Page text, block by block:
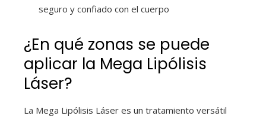
seguro y confiado con el cuerpo
¿En qué zonas se puede
aplicar la Mega Lipólisis
Láser?
La Mega Lipólisis Láser es un tratamiento versátil